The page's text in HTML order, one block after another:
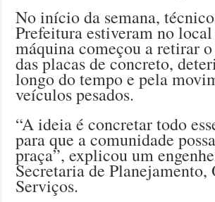
No início da semana,
Prefeitura estiveram no
máquina começou a retirar
das placas de concreto,
longo do tempo e pela
veículos pesados.
“A ideia é concretar todo
para que a comunidade
praça”, explicou um
Secretaria de Planejamento,
Serviços.